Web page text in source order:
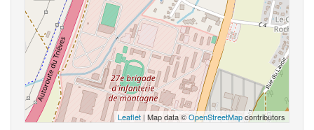
Leaflet | Map data ©OpenStreetMapcontributors